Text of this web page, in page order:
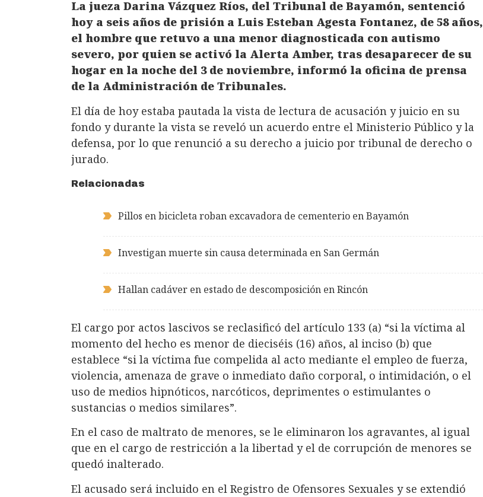
La jueza Darina Vázquez Ríos, del Tribunal de Bayamón, sentenció
hoy a seis años de prisión a Luis Esteban Agesta Fontanez, de 58 años,
el hombre que retuvo a una menor diagnosticada con autismo
severo, por quien se activó la Alerta Amber, tras desaparecer de su
hogar en la noche del 3 de noviembre, informó la oficina de prensa
de la Administración de Tribunales.
El día de hoy estaba pautada la vista de lectura de acusación y juicio en su
fondo y durante la vista se reveló un acuerdo entre el Ministerio Público y la
defensa, por lo que renunció a su derecho a juicio por tribunal de derecho o
jurado.
Relacionadas
Pillos en bicicleta roban excavadora de cementerio en Bayamón
Investigan muerte sin causa determinada en San Germán
Hallan cadáver en estado de descomposición en Rincón
El cargo por actos lascivos se reclasificó del artículo 133 (a) “si la víctima al
momento del hecho es menor de dieciséis (16) años, al inciso (b) que
establece “si la víctima fue compelida al acto mediante el empleo de fuerza,
violencia, amenaza de grave o inmediato daño corporal, o intimidación, o el
uso de medios hipnóticos, narcóticos, deprimentes o estimulantes o
sustancias o medios similares”.
En el caso de maltrato de menores, se le eliminaron los agravantes, al igual
que en el cargo de restricción a la libertad y el de corrupción de menores se
quedó inalterado.
El acusado será incluido en el Registro de Ofensores Sexuales y se extendió